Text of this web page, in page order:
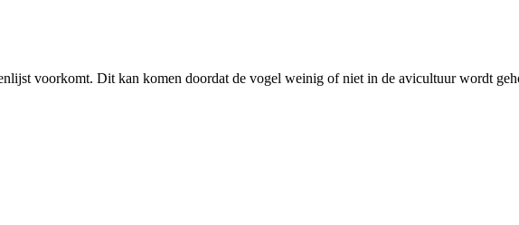
voorkomt. Dit kan komen doordat de vogel weinig of niet in de avicultuur wordt